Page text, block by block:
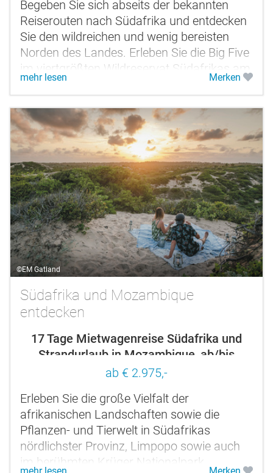
Begeben Sie sich abseits der bekannten
Reiserouten nach Südafrika und entdecken
Sie den wildreichen und wenig bereisten
Norden des Landes. Erleben Sie die Big Five
im viertgrößten Wildreservat Südafrikas am
Rande der Kalahari - im...
mehr lesen Merken
©EM Gatland
Südafrika und Mozambique
entdecken
17 Tage Mietwagenreise Südafrika und
Strandurlaub in Mozambique, ab/bis
Johannesburg
ab € 2.975,-
Erleben Sie die große Vielfalt der
afrikanischen Landschaften sowie die
Pflanzen- und Tierwelt in Südafrikas
nördlichster Provinz, Limpopo sowie auch
im berühmten Krüger Nationalpark.